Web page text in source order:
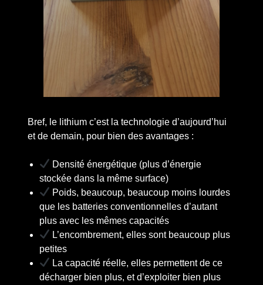
Bref, le lithium c’est la technologie d’aujourd’hui
et de demain, pour bien des avantages :
Densité énergétique (plus d’énergie
stockée dans la même surface)
Poids, beaucoup, beaucoup moins lourdes
que les batteries conventionnelles d’autant
plus avec les mêmes capacités
L’encombrement, elles sont beaucoup plus
petites
La capacité réelle, elles permettent de ce
décharger bien plus, et d’exploiter bien plus